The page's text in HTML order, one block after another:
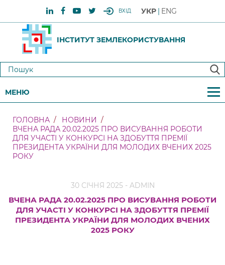
ВХІД УКР ENG
ІНСТИТУТ ЗЕМЛЕКОРИСТУВАННЯ
МЕНЮ
ГОЛОВНА
НОВИНИ
ВЧЕНА РАДА 20.02.2025 ПРО ВИСУВАННЯ РОБОТИ
ДЛЯ УЧАСТІ У КОНКУРСІ НА ЗДОБУТТЯ ПРЕМІЇ
ПРЕЗИДЕНТА УКРАЇНИ ДЛЯ МОЛОДИХ ВЧЕНИХ 2025
РОКУ
30 СІЧНЯ 2025 - ADMIN
ВЧЕНА РАДА 20.02.2025 ПРО ВИСУВАННЯ РОБОТИ
ДЛЯ УЧАСТІ У КОНКУРСІ НА ЗДОБУТТЯ ПРЕМІЇ
ПРЕЗИДЕНТА УКРАЇНИ ДЛЯ МОЛОДИХ ВЧЕНИХ
2025 РОКУ